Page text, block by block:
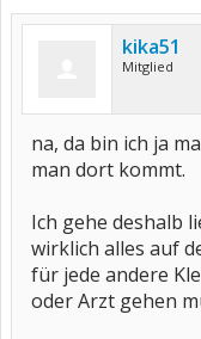
kika51
Mitglied
na, da bin ich ja
man dort kommt.
Ich gehe deshalb
wirklich alles auf
für jede andere
oder Arzt gehen